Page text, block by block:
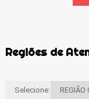
Regiões de
Selecione: REGIÃO